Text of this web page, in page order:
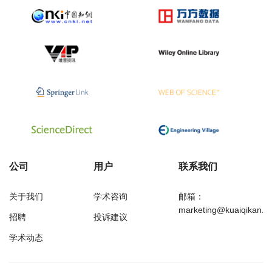
公司
关于我们
招聘
学术动态
用户
学术咨询
投诉建议
联系我们
邮箱：